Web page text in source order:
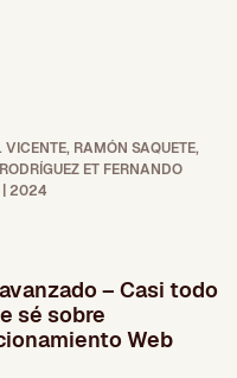
VICENTE, RAMÓN SAQUETE,
ET FERNANDO
| 2024
– Casi todo
sé sobre
Web